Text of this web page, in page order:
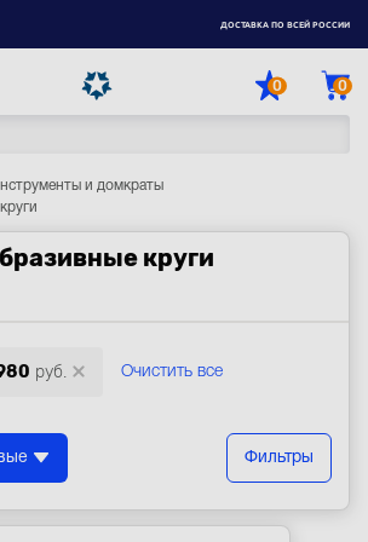
ДОСТАВКА ПО ВСЕЙ РОССИИ
0 0
клиентам
и домкраты
круги
руб. Очистить все
Фильтры